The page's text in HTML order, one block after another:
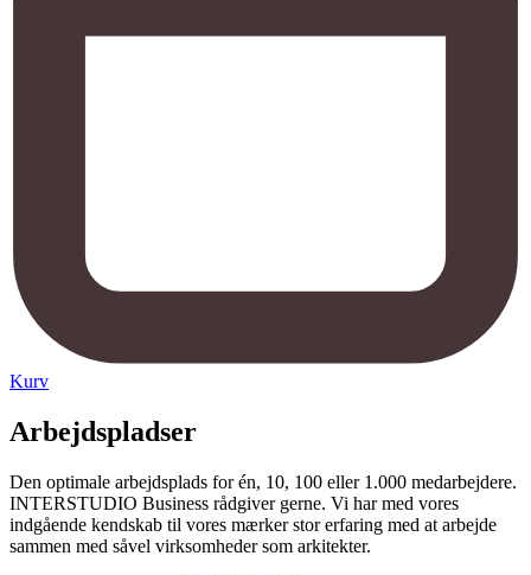
Kurv
Arbejdspladser
Den optimale arbejdsplads for én, 10, 100 eller 1.000 medarbejdere.
INTERSTUDIO Business rådgiver gerne. Vi har med vores
indgående kendskab til vores mærker stor erfaring med at arbejde
sammen med såvel virksomheder som arkitekter.